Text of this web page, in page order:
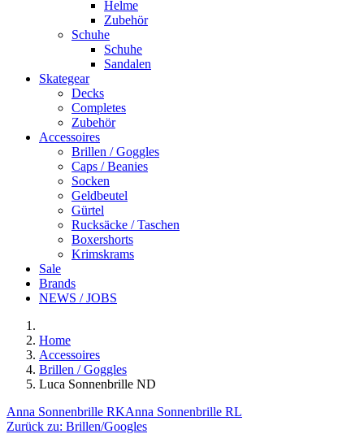
Helme
Zubehör
Schuhe
Schuhe
Sandalen
Skategear
Decks
Completes
Zubehör
Accessoires
Brillen / Goggles
Caps / Beanies
Socken
Geldbeutel
Gürtel
Rucksäcke / Taschen
Boxershorts
Krimskrams
Sale
Brands
NEWS / JOBS
Home
Accessoires
Brillen / Goggles
Luca Sonnenbrille ND
Anna Sonnenbrille RKAnna Sonnenbrille RL
Zurück zu: Brillen/Googles